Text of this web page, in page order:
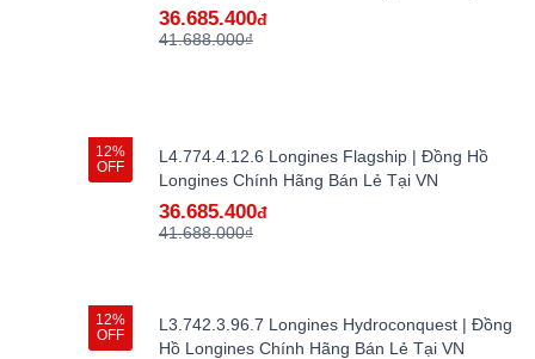
36.685.400đ
41.688.000₫
12%
OFF
L4.774.4.12.6 Longines Flagship | Đồng Hồ
Longines Chính Hãng Bán Lẻ Tại VN
36.685.400đ
41.688.000₫
12%
OFF
L3.742.3.96.7 Longines Hydroconquest | Đồng
Hồ Longines Chính Hãng Bán Lẻ Tại VN